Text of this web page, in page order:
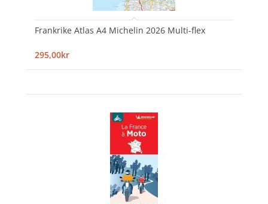
Frankrike Atlas A4 Michelin 2026 Multi-flex
295,00kr